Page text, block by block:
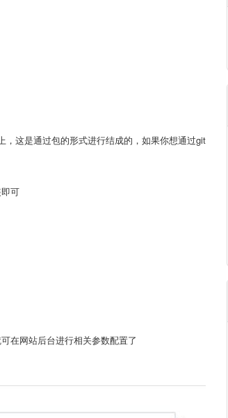
这是通过包的形式进行结成的，如果你想通过git
可
在网站后台进行相关参数配置了